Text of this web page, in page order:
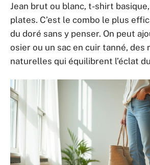
Jean brut ou blanc, t-shirt
plates. C’est le combo le plus
du doré sans y penser. On peut
osier ou un sac en cuir tanné, des
naturelles qui équilibrent l’éclat